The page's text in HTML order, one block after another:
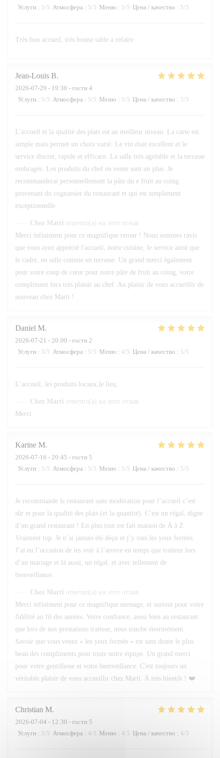
Услуги : 5/5 Атмосфера : 5/5 Меню : 5/5 Цена / качество : 5/5
Très bon accueil, très bonne table a refaire
Jean-Louis B
2026-07-29 - 19:30 - гости 4
Услуги : 5/5 Атмосфера : 5/5 Меню : 5/5 Цена / качество : 5/5
L'accueil et la qualité des plats est au meilleur niveau. La carte est
simple mais permet un choix varié. Le vin était excellent et le
service discret, rapide et efficace. La salle très agréable et la terrasse
ombragée. Les produits du chef en vente sont un plus. Je
recommanderai personnellement la pâte du e fruit au coing
provenant du cognassier du restaurant et qui est simplement
exceptionnelle.
Chez Marti ответил(а) на этот отзыв
Merci infiniment pour ce magnifique retour ! Nous sommes ravis
que vous ayez apprécié l'accueil, notre cuisine, le service ainsi que
le cadre, en salle comme en terrasse. Un grand merci également
pour votre coup de cœur pour notre pâte de fruit au coing, votre
compliment fera très plaisir au chef. Au plaisir de vous accueillir de
nouveau chez Marti !
Daniel M
2026-07-21 - 20:00 - гости 2
Услуги : 5/5 Атмосфера : 5/5 Меню : 4/5 Цена / качество : 5/5
L’accueil, les produits locaux,le lieu,
Chez Marti ответил(а) на этот отзыв
Merci
Karine M
2026-07-16 - 20:45 - гости 5
Услуги : 5/5 Атмосфера : 5/5 Меню : 5/5 Цена / качество : 5/5
Je recommande le restaurant sans modération pour l’accueil c’est
sûr et pour la qualité des plats (et la quantité). C’est un régal, digne
d’un grand restaurant ! En plus tout est fait maison de À à Z.
Vraiment top. Je n’ai jamais été déçu et j’y vais les yeux fermés.
J’ai eu l’occasion de les voir à l’œuvre en temps que traiteur lors
d’un mariage et là aussi, un régal, et avec tellement de
bienveillance…
Chez Marti ответил(а) на этот отзыв
Merci infiniment pour ce magnifique message, et surtout pour votre
fidélité au fil des années. Votre confiance, aussi bien au restaurant
que lors de nos prestations traiteur, nous touche énormément.
Savoir que vous venez « les yeux fermés » est sans doute le plus
beau des compliments pour toute notre équipe. Un grand merci
pour votre gentillesse et votre bienveillance. C'est toujours un
véritable plaisir de vous accueillir chez Marti. À très bientôt ! ❤️
Christian M
2026-07-04 - 12:30 - гости 5
Услуги : 5/5 Атмосфера : 4/5 Меню : 4/5 Цена / качество : 4/5